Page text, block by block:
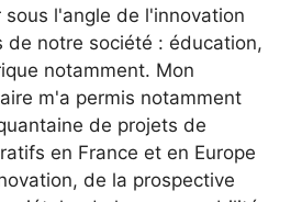
l'angle de l'innovation
de notre société : éducation,
notamment. Mon
m'a permis notamment
de projets de
en France et en Europe
de la prospective